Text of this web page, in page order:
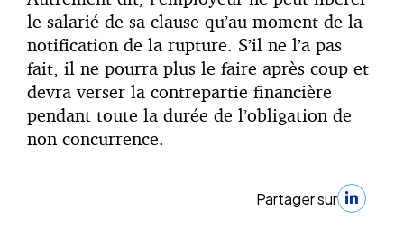
le salarié de sa clause qu’au moment de la
notification de la rupture. S’il ne l’a pas
fait, il ne pourra plus le faire après coup et
devra verser la contrepartie financière
pendant toute la durée de l’obligation de
non concurrence.
Partager sur